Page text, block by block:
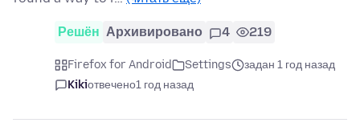
Решён Архивировано 4 219
Firefox for Android Settings
задан 1 год назад
Kikiотвечено1 год назад